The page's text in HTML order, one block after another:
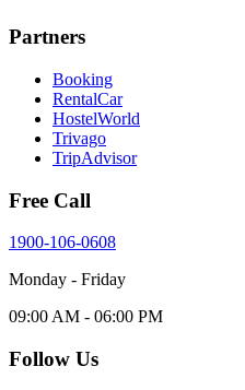
Partners
Booking
RentalCar
HostelWorld
Trivago
TripAdvisor
Free Call
1900-106-0608
Monday - Friday
09:00 AM - 06:00 PM
Follow Us